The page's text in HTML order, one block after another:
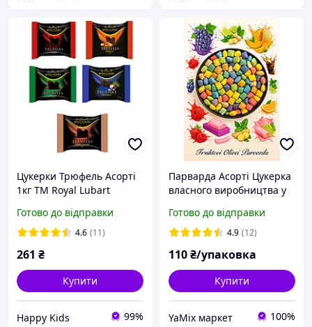
Цукерки Трюфель Асорті
1кг ТМ Royal Lubart
Готово до відправки
4.6 (11)
261 ₴
Купити
Happy Kids 99%
Парварда Асорті Цукерка
власного виробництва у
Готово до відправки
4.9 (12)
110₴/упаковка
Купити
YaMix маркет 100%